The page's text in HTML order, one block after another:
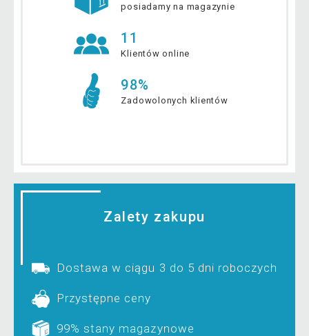
posiadamy na magazynie
11
Klientów online
98%
Zadowolonych klientów
Zalety zakupu
Dostawa w ciągu 3 do 5 dni roboczych
Przystępne ceny
99% stany magazynowe